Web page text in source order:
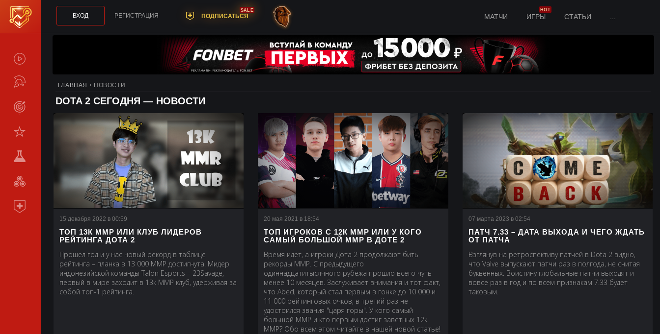
ТУРНИРЫ
СТАТИСТИКА
КОМАНДЫ
МЕТА
СРАВНИТЬ
КОМАНДЫ
ПОДПИСКА
ВХОД РЕГИСТРАЦИЯ ПОДПИСАТЬСЯ
SALE
МАТЧИ ИГРЫ
HOT
СТАТЬИ
ГЛАВНАЯ НОВОСТИ
DOTA 2 СЕГОДНЯ — НОВОСТИ
15 декабря 2022 в 00:59
ТОП 13К ММР ИЛИ КЛУБ ЛИДЕРОВ
РЕЙТИНГА ДОТА 2
Прошёл год и у нас новый рекорд в таблице
рейтинга – планка в 13 000 ММР достигнута. Мидер
индонезийской команды Talon Esports – 23Savage,
первый в мире заходит в 13к ММР клуб, удерживая за
собой топ-1 рейтинга.
20 мая 2021 в 18:54
ТОП ИГРОКОВ С 12К ММР ИЛИ У КОГО
САМЫЙ БОЛЬШОЙ ММР В ДОТЕ 2
Время идет, а игроки Дота 2 продолжают бить
рекорды ММР. С предыдущего
одиннадцатитысячного рубежа прошло всего чуть
менее 10 месяцев. Заслуживает внимания и тот факт,
что Abed, который стал первым в гонке до 10 000 и
11 000 рейтинговых очков, в третий раз не
удостоился звания "царя горы". У кого самый
большой ММР и кто первым достиг заветных 12к
ММР? Обо всем этом читайте в нашей новой статье!
07 марта 2023 в 02:54
ПАТЧ 7.33 – ДАТА ВЫХОДА И ЧЕГО ЖДАТЬ
ОТ ПАТЧА
Взглянув на ретроспективу патчей в Dota 2 видно,
что Valve выпускают патчи раз в полгода, не считая
буквенных. Воистину глобальные патчи выходят и
вовсе раз в год и по всем признакам 7.33 будет
таковым.